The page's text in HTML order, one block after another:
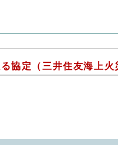
協定（三井住友海上